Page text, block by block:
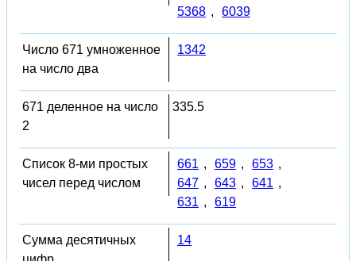
5368 , 6039
Число 671 умноженное
на число два
1342
671 деленное на число
2
335.5
Список 8-ми простых
чисел перед числом
661 , 659 , 653 ,
647 , 643 , 641 ,
631 , 619
Сумма десятичных
14